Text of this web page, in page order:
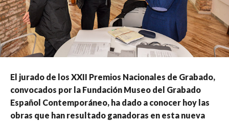
El jurado de los XXII Premios Nacionales de Grabado,
convocados por la Fundación Museo del Grabado
Español Contemporáneo, ha dado a conocer hoy las
obras que han resultado ganadoras en esta nueva